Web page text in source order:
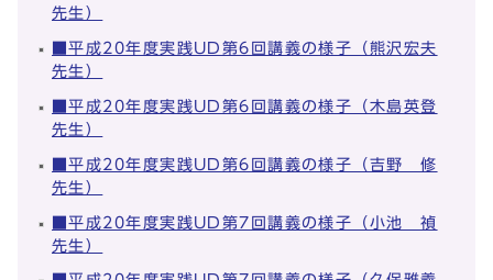
先生）
■平成20年度実践UD第6回講義の様子（熊沢宏夫
先生）
■平成20年度実践UD第6回講義の様子（木島英登
先生）
■平成20年度実践UD第6回講義の様子（吉野 修
先生）
■平成20年度実践UD第7回講義の様子（小池 禎
先生）